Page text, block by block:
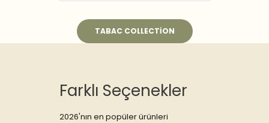
TABAC COLLECTION
Farklı Seçenekler
2026'nın en popüler ürünleri